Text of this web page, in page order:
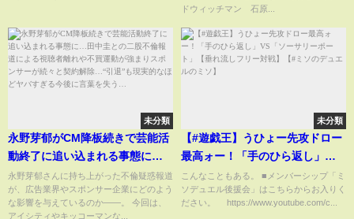
【特定の役割をあなたが】持っ
JOSTAR
ドウィッチマン 石原...
未分類
永野芽郁がCM降板続きで芸能活
動終了に追い込まれる事態に…
田中圭との二股不倫報道による
視聴者離れや不買運動が強まり
スポンサーが続々と契約解
永野芽郁さんに持ち上がった不倫疑惑報道
が、広告業界やスポンサー企業にどのよう
な影響を与えているのか――。 今回は、
アイシティやキッコーマンな...
未分類
【#遊戯王】うひょー先攻ドロー
最高ォー！「手のひら返し」
VS「ソーサリーポート」【垂れ
流しフリー対戦】【#ミソのデュ
エルのミソ】
こんなこともある。 ■メンバーシップ「ミ
ソデュエル後援会」はこちらからお入りく
ださい。 https://www.youtube.com/c...